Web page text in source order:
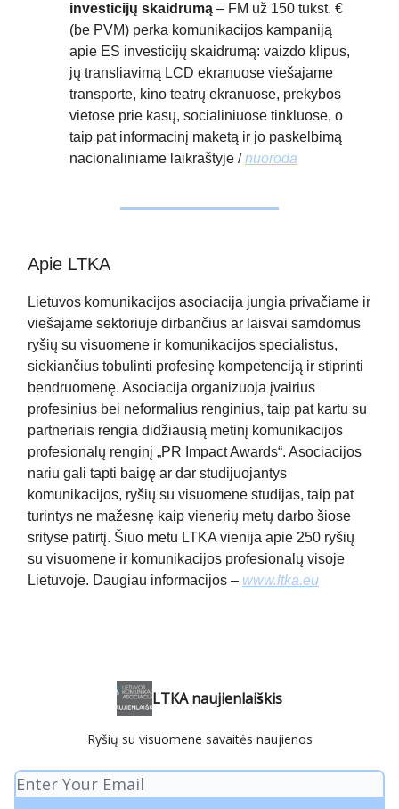
investicijų skaidrumą – FM už 150 tūkst. €
(be PVM) perka komunikacijos kampaniją
apie ES investicijų skaidrumą: vaizdo klipus,
jų transliavimą LCD ekranuose viešajame
transporte, kino teatrų ekranuose, prekybos
vietose prie kasų, socialiniuose tinkluose, o
taip pat informacinį maketą ir jo paskelbimą
nacionaliniame laikraštyje /nuoroda
Apie LTKA
Lietuvos komunikacijos asociacija jungia privačiame ir
viešajame sektoriuje dirbančius ar laisvai samdomus
ryšių su visuomene ir komunikacijos specialistus,
siekiančius tobulinti profesinę kompetenciją ir stiprinti
bendruomenę. Asociacija organizuoja įvairius
profesinius bei neformalius renginius, taip pat kartu su
partneriais rengia didžiausią metinį komunikacijos
profesionalų renginį „PR Impact Awards“. Asociacijos
nariu gali tapti baigę ar dar studijuojantys
komunikacijos, ryšių su visuomene studijas, taip pat
turintys ne mažesnę kaip vienerių metų darbo šiose
srityse patirtį. Šiuo metu LTKA vienija apie 250 ryšių
su visuomene ir komunikacijos profesionalų visoje
Lietuvoje. Daugiau informacijos – www.ltka.eu
LTKA naujienlaiškis
Ryšių su visuomene savaitės naujienos